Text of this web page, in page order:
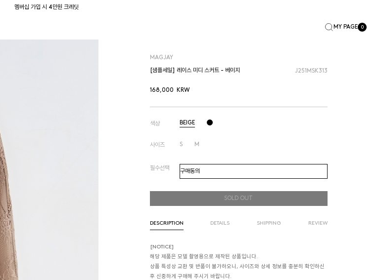
멤버십 가입 시 4만원 크레딧
MY PAGE 0
MAGJAY
[샘플세일] 레이스 미디 스커트 - 베이지 J251MSK313
168,000 KRW
색상 BEIGE
사이즈 S M
필수선택
SOLD OUT
DESCRIPTION DETAILS SHIPPING REVIEW
[NOTICE]
해당 제품은 모델 촬영용으로 제작된 상품입니다.
상품 특성상 교환 및 반품이 불가하오니, 사이즈와 상세 정보를 충분히 확인하신
후 신중하게 구매해 주시기 바랍니다.